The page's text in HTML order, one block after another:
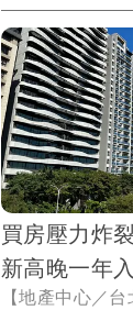
「待售餘屋量
顯示，新北市全
千戶，其中淡水
案重鎮的賣壓最
計銷售率則雙
買房壓力炸
新高晚一年
【地產中心／